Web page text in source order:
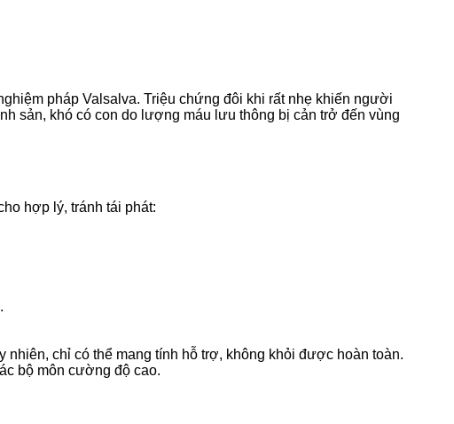
pháp Valsalva. Triệu chứng đôi khi rất nhẹ khiến người
sản, khó có con do lượng máu lưu thông bị cản trở đến vùng
hợp lý, tránh tái phát:
chỉ có thể mang tính hỗ trợ, không khỏi được hoàn toàn.
bộ môn cường độ cao.